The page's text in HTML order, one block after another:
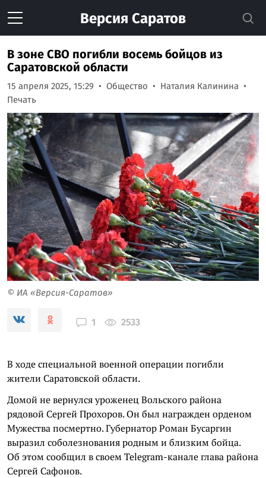
Версия Саратов
В зоне СВО погибли восемь бойцов из
Саратовской области
15 апреля 2025, 15:29 Общество
Наталия Калинина
Печать
© ИА «Версия-Саратов»
1 2533
В ходе специальной военной операции погибли
жители Саратовской области.
Домой не вернулся уроженец Вольского района
рядовой Сергей Прохоров. Он был награжден орденом
Мужества посмертно. Губернатор Роман Бусаргин
выразил соболезнования родным и близким бойца.
Об этом сообщил в своем Telegram-канале глава района
Сергей Сафонов.